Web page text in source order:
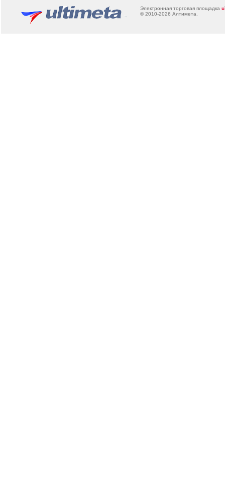
Электронная торговая площадка u
© 2010-2026 Алтимета